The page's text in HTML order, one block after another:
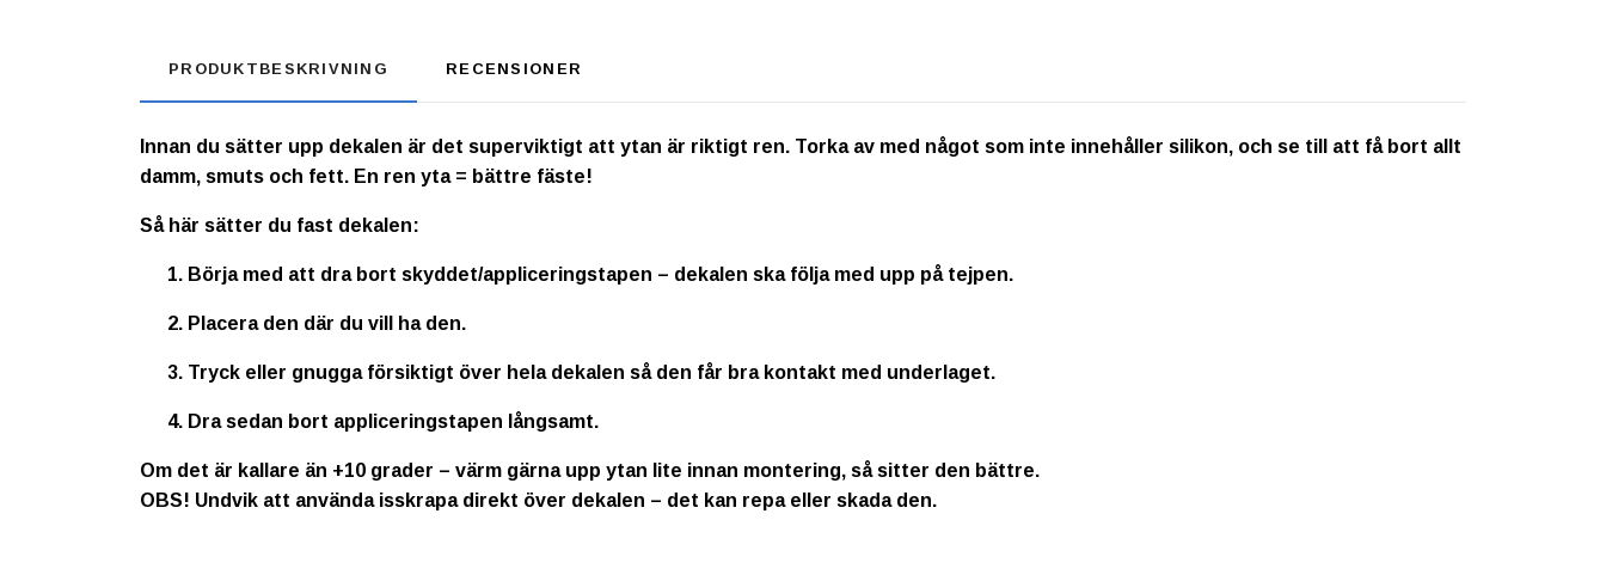
PRODUKTBESKRIVNING RECENSIONER
Innan du sätter upp dekalen är det superviktigt att ytan är riktigt ren. Torka av med något som inte innehåller silikon, och se till att få bort allt
damm, smuts och fett. En ren yta = bättre fäste!
Så här sätter du fast dekalen:
Börja med att dra bort skyddet/appliceringstapen – dekalen ska följa med upp på tejpen.
Placera den där du vill ha den.
Tryck eller gnugga försiktigt över hela dekalen så den får bra kontakt med underlaget.
Dra sedan bort appliceringstapen långsamt.
Om det är kallare än +10 grader – värm gärna upp ytan lite innan montering, så sitter den bättre.
OBS! Undvik att använda isskrapa direkt över dekalen – det kan repa eller skada den.